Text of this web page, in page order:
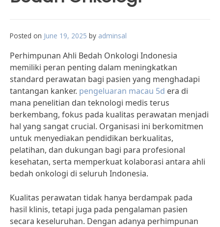
Posted on June 19, 2025 by adminsal
Perhimpunan Ahli Bedah Onkologi Indonesia
memiliki peran penting dalam meningkatkan
standard perawatan bagi pasien yang menghadapi
tantangan kanker. pengeluaran macau 5d era di
mana penelitian dan teknologi medis terus
berkembang, fokus pada kualitas perawatan menjadi
hal yang sangat crucial. Organisasi ini berkomitmen
untuk menyediakan pendidikan berkualitas,
pelatihan, dan dukungan bagi para profesional
kesehatan, serta memperkuat kolaborasi antara ahli
bedah onkologi di seluruh Indonesia.
Kualitas perawatan tidak hanya berdampak pada
hasil klinis, tetapi juga pada pengalaman pasien
secara keseluruhan. Dengan adanya perhimpunan